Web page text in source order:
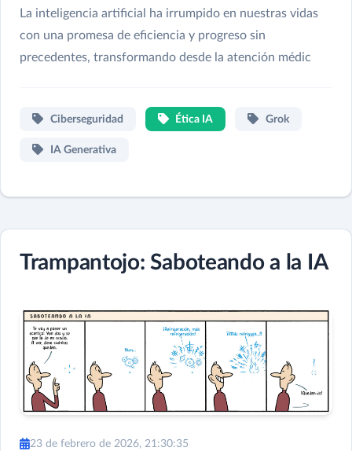
La inteligencia artificial ha irrumpido en nuestras vidas
con una promesa de eficiencia y progreso sin
precedentes, transformando desde la atención médic
Ciberseguridad Ética IA Grok
IA Generativa
Trampantojo: Saboteando a la IA
23 de febrero de 2026, 21:30:35